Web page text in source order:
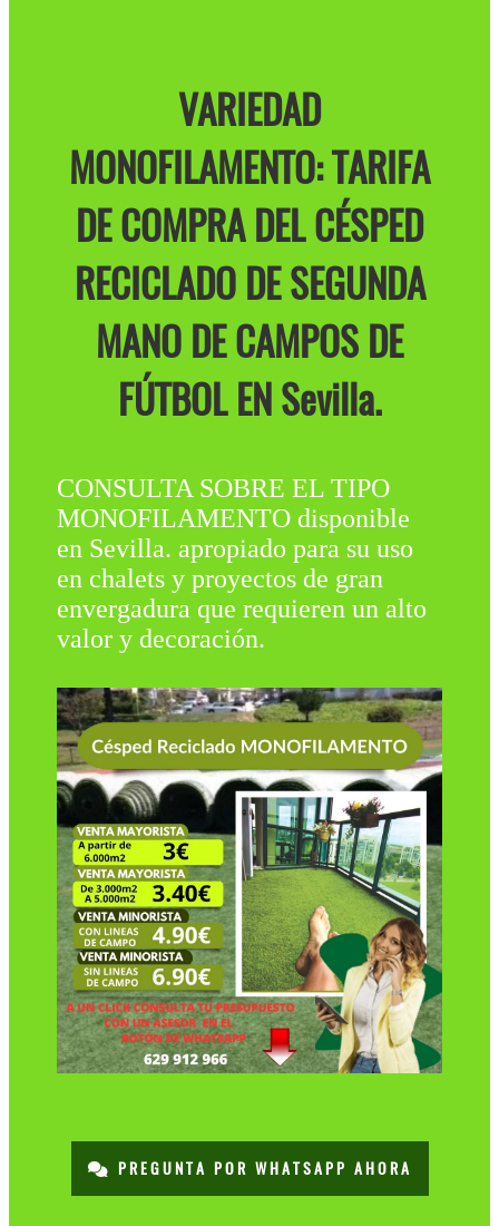
VARIEDAD
MONOFILAMENTO: TARIFA
DE COMPRA DEL CÉSPED
RECICLADO DE SEGUNDA
MANO DE CAMPOS DE
FÚTBOL EN Sevilla.
CONSULTA SOBRE EL TIPO
MONOFILAMENTO disponible
en Sevilla. apropiado para su uso
en chalets y proyectos de gran
envergadura que requieren un alto
valor y decoración.
PREGUNTA POR WHATSAPP AHORA